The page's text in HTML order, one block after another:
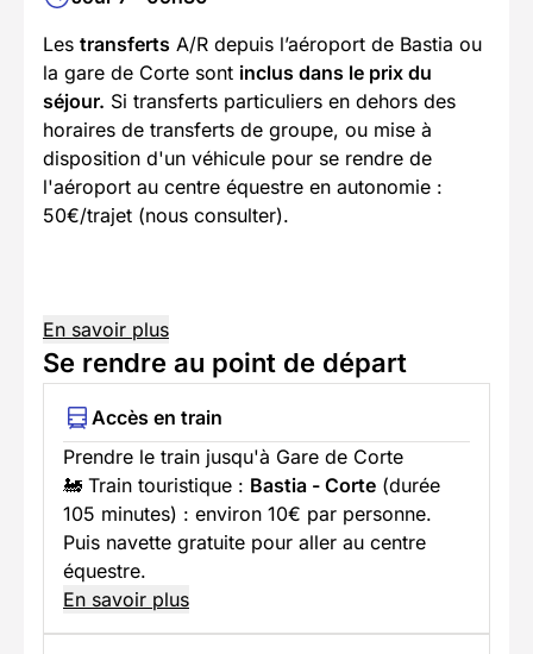
Les transferts A/R depuis l’aéroport de Bastia ou
la gare de Corte sont inclus dans le prix du
séjour. Si transferts particuliers en dehors des
horaires de transferts de groupe, ou mise à
disposition d'un véhicule pour se rendre de
l'aéroport au centre équestre en autonomie :
50€/trajet (nous consulter).
En savoir plus
Se rendre au point de départ
Accès en train
Prendre le train jusqu'à Gare de Corte
🚂 Train touristique : Bastia - Corte (durée
105 minutes) : environ 10€ par personne.
Puis navette gratuite pour aller au centre
équestre.
En savoir plus